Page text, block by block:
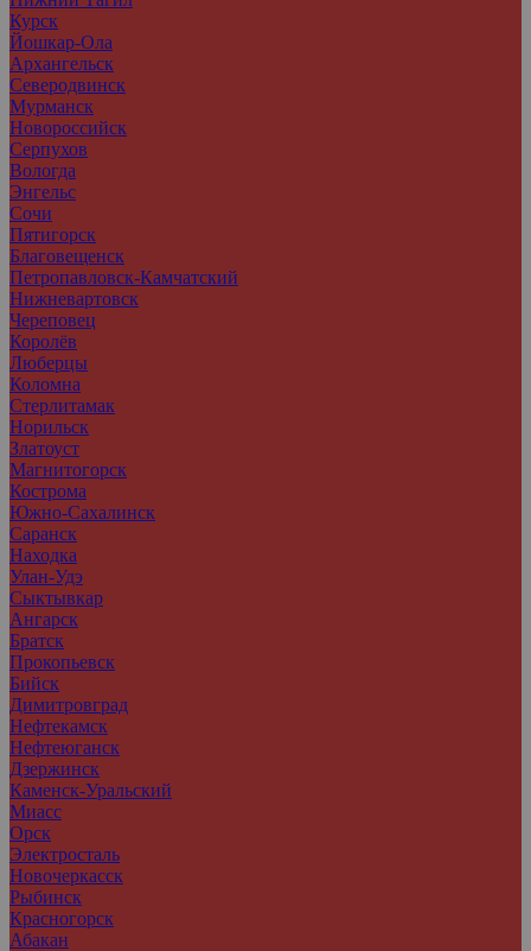
Курск
Йошкар-Ола
Архангельск
Северодвинск
Мурманск
Новороссийск
Серпухов
Вологда
Энгельс
Сочи
Пятигорск
Благовещенск
Петропавловск-Камчатский
Нижневартовск
Череповец
Королёв
Люберцы
Коломна
Стерлитамак
Норильск
Златоуст
Магнитогорск
Кострома
Южно-Сахалинск
Саранск
Находка
Улан-Удэ
Сыктывкар
Ангарск
Братск
Прокопьевск
Бийск
Димитровград
Нефтекамск
Нефтеюганск
Дзержинск
Каменск-Уральский
Миасс
Орск
Электросталь
Новочеркасск
Рыбинск
Красногорск
Абакан